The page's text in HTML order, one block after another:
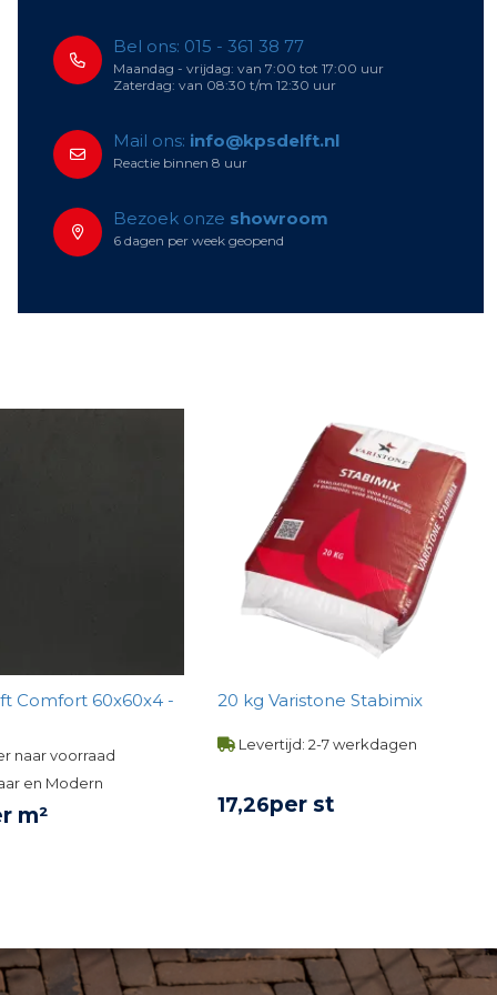
Bel ons: 015 - 361 38 77
Maandag - vrijdag: van 7:00 tot 17:00 uur
Zaterdag: van 08:30 t/m 12:30 uur
Mail ons: info@kpsdelft.nl
Reactie binnen 8 uur
Bezoek onze showroom
6 dagen per week geopend
Comfort 60x60x4 -
naar voorraad
en Modern
m²
20 kg Varistone Stabimix
Levertijd: 2-7 werkdagen
17,26per st